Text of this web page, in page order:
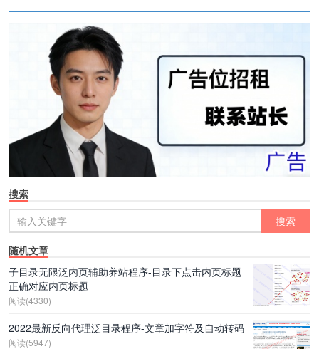
搜索
随机文章
子目录无限泛内页辅助养站程序-目录下点击内页标题
正确对应内页标题
阅读(4330)
2022最新反向代理泛目录程序-文章加字符及自动转码
阅读(5947)